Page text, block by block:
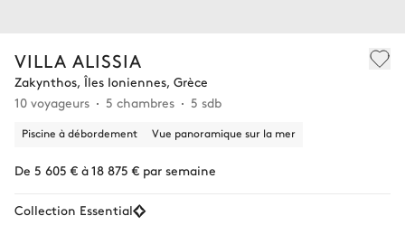
VILLA ALISSIA
Zakynthos, Îles Ioniennes, Grèce
10 voyageurs
5 chambres 5 sdb
Piscine à débordement Vue panoramique sur la mer
De 5 605 € à 18 875 € par semaine
Collection Essential